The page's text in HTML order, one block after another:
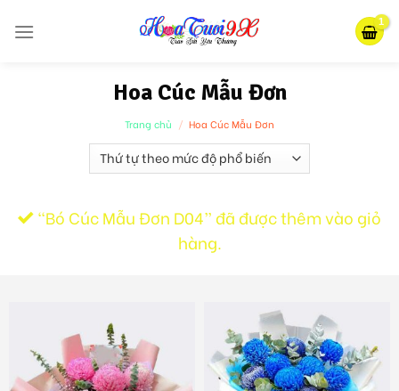
Hoa Cúc Mẫu Đơn
Trang chủ / Hoa Cúc Mẫu Đơn
“Bó Cúc Mẫu Đơn D04” đã được thêm vào giỏ
hàng.